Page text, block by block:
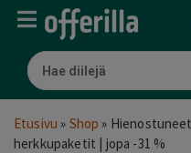
Etusivu » Shop »
herkkupaketit | jopa -31 %